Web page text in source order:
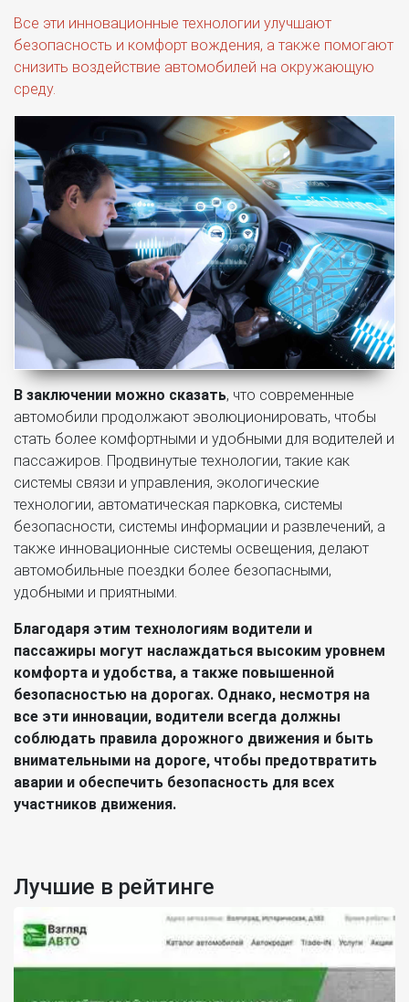
Все эти инновационные технологии улучшают
безопасность и комфорт вождения, а также помогают
снизить воздействие автомобилей на окружающую
среду.
В заключении можно сказать, что современные
автомобили продолжают эволюционировать, чтобы
стать более комфортными и удобными для водителей и
пассажиров. Продвинутые технологии, такие как
системы связи и управления, экологические
технологии, автоматическая парковка, системы
безопасности, системы информации и развлечений, а
также инновационные системы освещения, делают
автомобильные поездки более безопасными,
удобными и приятными.
Благодаря этим технологиям водители и
пассажиры могут наслаждаться высоким уровнем
комфорта и удобства, а также повышенной
безопасностью на дорогах. Однако, несмотря на
все эти инновации, водители всегда должны
соблюдать правила дорожного движения и быть
внимательными на дороге, чтобы предотвратить
аварии и обеспечить безопасность для всех
участников движения.
Лучшие в рейтинге